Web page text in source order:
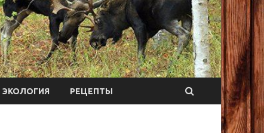
ЭКОЛОГИЯ РЕЦЕПТЫ